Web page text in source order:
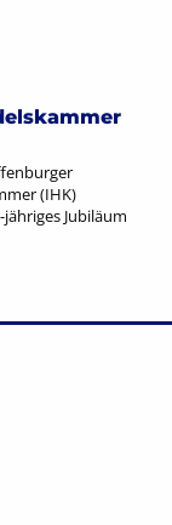
(IHK)
Jubiläum